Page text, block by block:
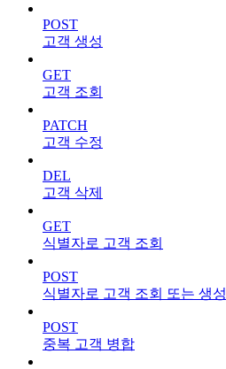
POST
고객 생성
GET
고객 조회
PATCH
고객 수정
DEL
고객 삭제
GET
식별자로 고객 조회
POST
식별자로 고객 조회 또는 생성
POST
중복 고객 병합